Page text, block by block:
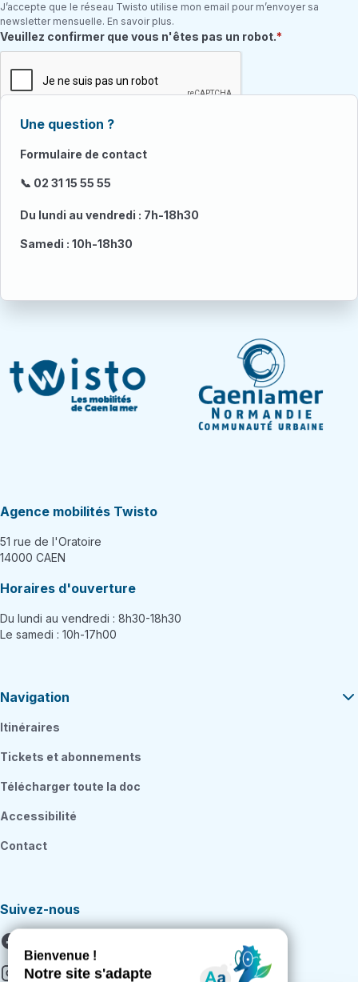
J’accepte que le réseau Twisto utilise mon email pour m’envoyer sa
newsletter mensuelle. En savoir plus.
Champ requis
Veuillez confirmer que vous n'êtes pas un robot.
Une question ?
Formulaire de contact
📞 02 31 15 55 55
Du lundi au vendredi : 7h-18h30
Samedi : 10h-18h30
Agence mobilités Twisto
51 rue de l'Oratoire
14000 CAEN
Horaires d'ouverture
Du lundi au vendredi : 8h30-18h30
Le samedi : 10h-17h00
Navigation
Itinéraires
Tickets et abonnements
Télécharger toute la doc
Accessibilité
Contact
Suivez-nous
Instagram